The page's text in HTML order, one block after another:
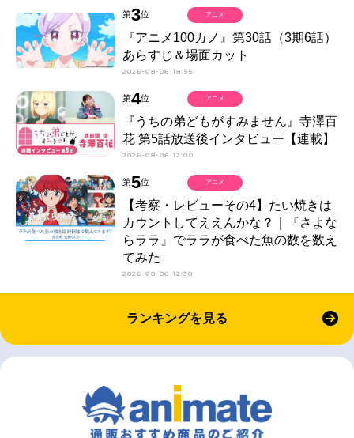
第3位
『アニメ100カノ』第30話（3期6話）
あらすじ＆場面カット
2026-08-06 18:55
アニメ
第4位
『うちの弟どもがすみません』寺澤百
花 第5話放送後インタビュー【連載】
2026-08-06 12:00
アニメ
第5位
【考察・レビューその4】たい焼きは
カウントしてええんかな？｜『さよな
らララ』でララが食べた魚の数を数え
てみた
2026-08-06 12:30
アニメ
ランキングを見る